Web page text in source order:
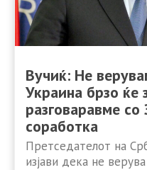
Вучиќ: Не
Украина брзо ќе
разговаравме со
соработка
Претседателот на
изјави дека не